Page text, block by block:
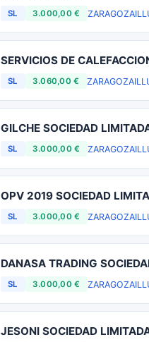
SL 3.000,00 € ZARAGOZA
SERVICIOS DE
SL 3.060,00 € ZARAGOZA
GILCHE SOCIEDAD
SL 3.000,00 € ZARAGOZA
OPV 2019 SOCIEDAD
SL 3.000,00 € ZARAGOZA
DANASA TRADING
SL 3.000,00 € ZARAGOZA
JESONI SOCIEDAD